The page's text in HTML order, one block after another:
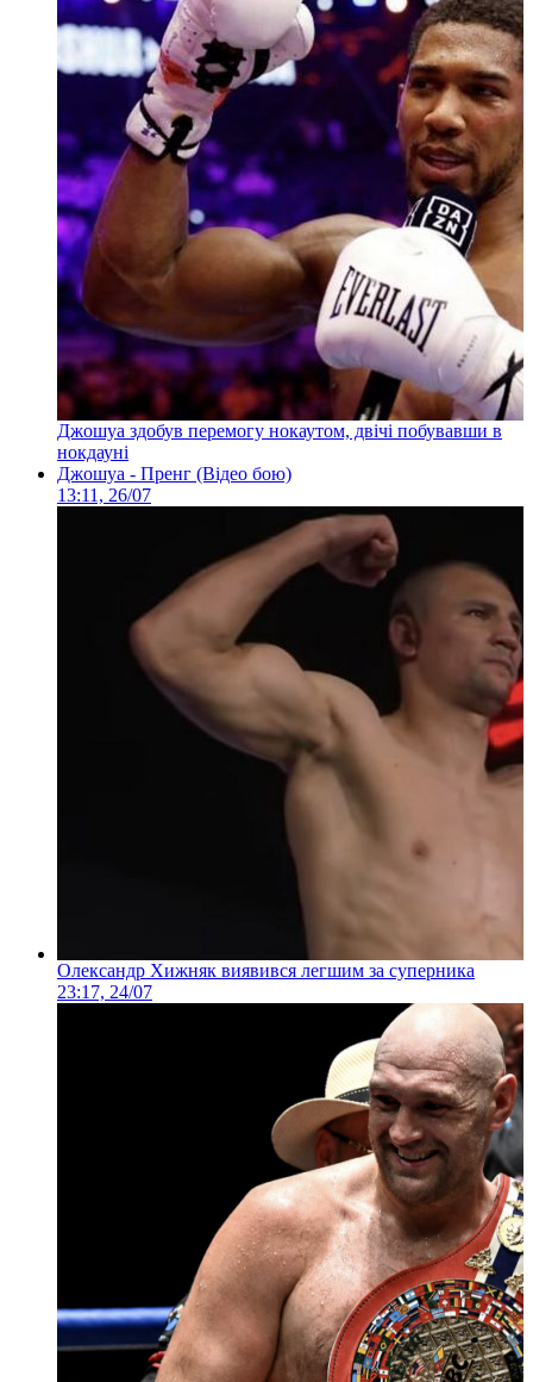
Джошуа здобув перемогу нокаутом, двічі побувавши в
нокдауні
Джошуа - Пренг (Відео бою)
13:11, 26/07
Олександр Хижняк виявився легшим за суперника
23:17, 24/07